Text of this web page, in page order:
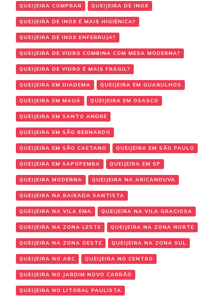
QUEIJEIRA COMPRAR QUEIJEIRA DE INOX
QUEIJEIRA DE INOX É MAIS HIGIÊNICA?
QUEIJEIRA DE INOX ENFERRUJA?
QUEIJEIRA DE VIDRO COMBINA COM MESA MODERNA?
QUEIJEIRA DE VIDRO É MAIS FRÁGIL?
QUEIJEIRA EM DIADEMA QUEIJEIRA EM GUARULHOS
QUEIJEIRA EM MAUÁ QUEIJEIRA EM OSASCO
QUEIJEIRA EM SANTO ANDRÉ
QUEIJEIRA EM SÃO BERNARDO
QUEIJEIRA EM SÃO CAETANO QUEIJEIRA EM SÃO PAULO
QUEIJEIRA EM SAPOPEMBA QUEIJEIRA EM SP
QUEIJEIRA MODERNA QUEIJEIRA NA ARICANDUVA
QUEIJEIRA NA BAIXADA SANTISTA
QUEIJEIRA NA VILA EMA QUEIJEIRA NA VILA GRACIOSA
QUEIJEIRA NA ZONA LESTE QUEIJEIRA NA ZONA NORTE
QUEIJEIRA NA ZONA OESTE QUEIJEIRA NA ZONA SUL
QUEIJEIRA NO ABC QUEIJEIRA NO CENTRO
QUEIJEIRA NO JARDIM NOVO CARRÃO
QUEIJEIRA NO LITORAL PAULISTA